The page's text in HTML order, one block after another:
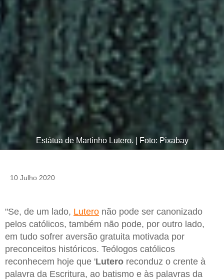
Estátua de Martinho Lutero. | Foto: Pixabay
10 Julho 2020
"Se, de um lado, Lutero não pode ser canonizado
pelos católicos, também não pode, por outro lado,
em tudo sofrer aversão gratuita motivada por
preconceitos históricos. Teólogos católicos
reconhecem hoje que 'Lutero reconduz o crente à
palavra da Escritura, ao batismo e às palavras da